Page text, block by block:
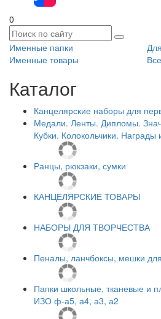
0
Именные папки
Именные товары
Каталог
Канцелярские наборы для
Медали. Ленты. Дипломы.
Кубки. Колокольчики.
Ранцы, рюкзаки, сумки
КАНЦЕЛЯРСКИЕ ТОВАРЫ
НАБОРЫ ДЛЯ ТВОРЧЕСТВА
Пеналы, ланчбоксы, мешки
Папки школьные, тканевые и
ИЗО ф-а5, а4, а3, а2